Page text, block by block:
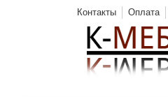
Контакты Оплата